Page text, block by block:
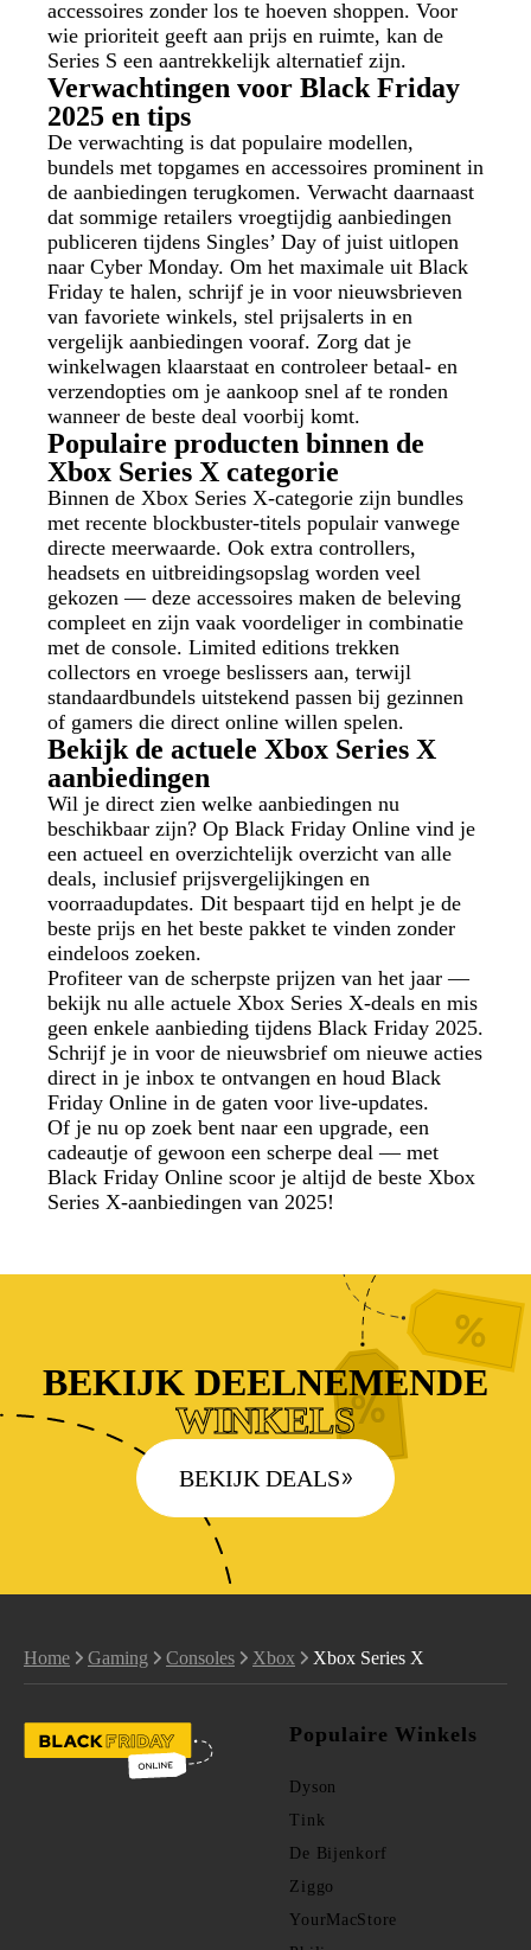
accessoires zonder los te hoeven shoppen. Voor
wie prioriteit geeft aan prijs en ruimte, kan de
Series S een aantrekkelijk alternatief zijn.
Verwachtingen voor Black Friday
2025 en tips
De verwachting is dat populaire modellen,
bundels met topgames en accessoires prominent in
de aanbiedingen terugkomen. Verwacht daarnaast
dat sommige retailers vroegtijdig aanbiedingen
publiceren tijdens Singles’ Day of juist uitlopen
naar Cyber Monday. Om het maximale uit Black
Friday te halen, schrijf je in voor nieuwsbrieven
van favoriete winkels, stel prijsalerts in en
vergelijk aanbiedingen vooraf. Zorg dat je
winkelwagen klaarstaat en controleer betaal- en
verzendopties om je aankoop snel af te ronden
wanneer de beste deal voorbij komt.
Populaire producten binnen de
Xbox Series X categorie
Binnen de Xbox Series X-categorie zijn bundles
met recente blockbuster-titels populair vanwege
directe meerwaarde. Ook extra controllers,
headsets en uitbreidingsopslag worden veel
gekozen — deze accessoires maken de beleving
compleet en zijn vaak voordeliger in combinatie
met de console. Limited editions trekken
collectors en vroege beslissers aan, terwijl
standaardbundels uitstekend passen bij gezinnen
of gamers die direct online willen spelen.
Bekijk de actuele Xbox Series X
aanbiedingen
Wil je direct zien welke aanbiedingen nu
beschikbaar zijn? Op Black Friday Online vind je
een actueel en overzichtelijk overzicht van alle
deals, inclusief prijsvergelijkingen en
voorraadupdates. Dit bespaart tijd en helpt je de
beste prijs en het beste pakket te vinden zonder
eindeloos zoeken.
Profiteer van de scherpste prijzen van het jaar —
bekijk nu alle actuele Xbox Series X-deals en mis
geen enkele aanbieding tijdens Black Friday 2025.
Schrijf je in voor de nieuwsbrief om nieuwe acties
direct in je inbox te ontvangen en houd Black
Friday Online in de gaten voor live-updates.
Of je nu op zoek bent naar een upgrade, een
cadeautje of gewoon een scherpe deal — met
Black Friday Online scoor je altijd de beste Xbox
Series X-aanbiedingen van 2025!
BEKIJK DEELNEMENDE
WINKELS
BEKIJK DEALS
Home Gaming Consoles Xbox Xbox Series X
Populaire Winkels
Dyson
Tink
De Bijenkorf
Ziggo
YourMacStore